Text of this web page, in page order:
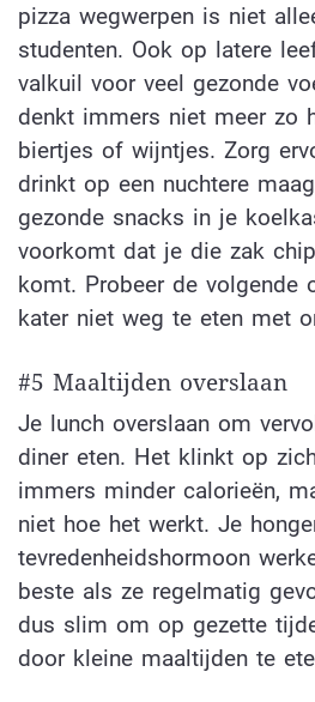
pizza wegwerpen is niet
studenten. Ook op latere
valkuil voor veel gezonde
denkt immers niet meer zo
biertjes of wijntjes. Zorg
drinkt op een nuchtere
gezonde snacks in je
voorkomt dat je die zak
komt. Probeer de volgende
kater niet weg te eten met
#5 Maaltijden overslaan
Je lunch overslaan om
diner eten. Het klinkt op
immers minder calorieën,
niet hoe het werkt. Je
tevredenheidshormoon
beste als ze regelmatig
dus slim om op gezette
door kleine maaltijden te